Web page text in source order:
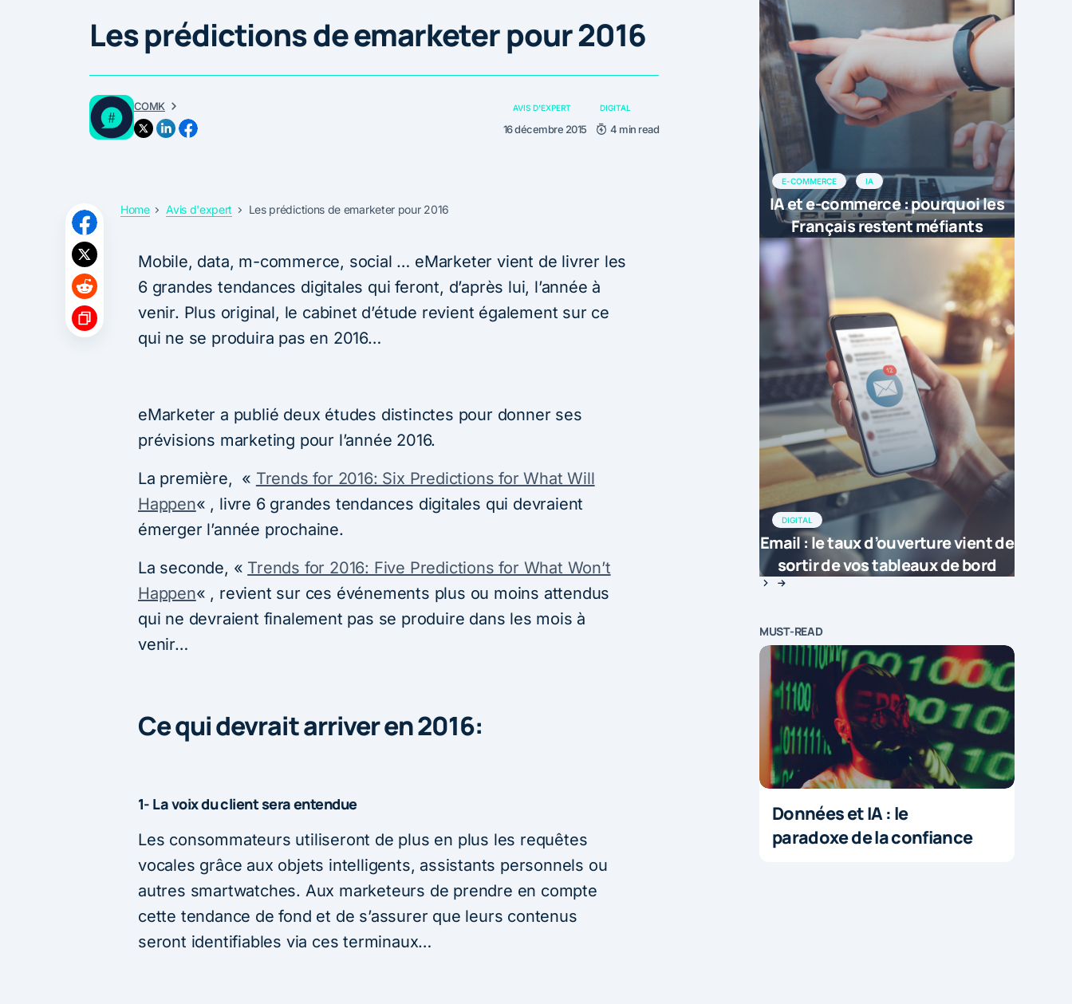
Les prédictions de emarketer pour 2016
COMK AVIS D'EXPERT DIGITAL
16 décembre 2015 4 min read
Home Avis d'expert Les prédictions de emarketer pour 2016
Mobile, data, m-commerce, social … eMarketer vient de livrer les
6 grandes tendances digitales qui feront, d’après lui, l’année à
venir. Plus original, le cabinet d’étude revient également sur ce
qui ne se produira pas en 2016…
eMarketer a publié deux études distinctes pour donner ses
prévisions marketing pour l’année 2016.
La première, « Trends for 2016: Six Predictions for What Will
Happen« , livre 6 grandes tendances digitales qui devraient
émerger l’année prochaine.
La seconde, « Trends for 2016: Five Predictions for What Won’t
Happen« , revient sur ces événements plus ou moins attendus
qui ne devraient finalement pas se produire dans les mois à
venir…
Ce qui devrait arriver en 2016:
1- La voix du client sera entendue
Les consommateurs utiliseront de plus en plus les requêtes
vocales grâce aux objets intelligents, assistants personnels ou
autres smartwatches. Aux marketeurs de prendre en compte
cette tendance de fond et de s’assurer que leurs contenus
seront identifiables via ces terminaux…
E-COMMERCE IA
IA et e-commerce : pourquoi les
Français restent méfiants
DIGITAL
Email : le taux d’ouverture vient de
sortir de vos tableaux de bord
MUST-READ
Données et IA : le
paradoxe de la confiance